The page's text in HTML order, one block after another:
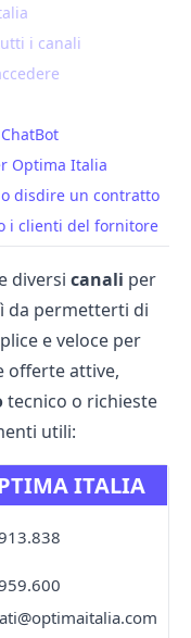
i canali
Optima Italia
disdire un contratto
i clienti del fornitore
diversi canali per
da permetterti di
e veloce per
offerte attive,
tecnico o richieste
utili:
ITALIA